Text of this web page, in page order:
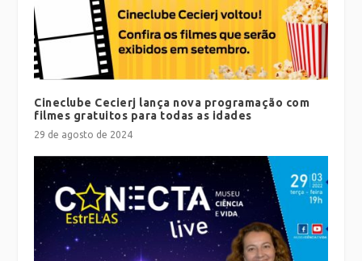
Cineclube Cecierj lança nova programação com
filmes gratuitos para todas as idades
29 de agosto de 2024